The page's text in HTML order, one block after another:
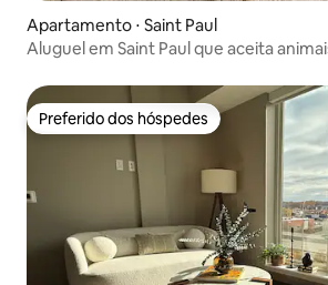
Apartamento ⋅ Saint Paul
Aluguel em Saint Paul que aceita
Preferido dos hóspedes
Preferido dos hóspedes